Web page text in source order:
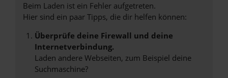
Beim Laden ist ein Fehler aufgetreten.
Hier sind ein paar Tipps, die dir helfen können:
Überprüfe deine Firewall und deine
Internetverbindung.
Laden andere Webseiten, zum Beispiel deine
Suchmaschine?